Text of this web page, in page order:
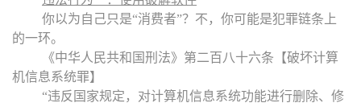
你以为自己只是“消费者”？不，你可能是犯罪链条上
的一环。
《中华人民共和国刑法》第二百八十六条【破坏计算
机信息系统罪】
“违反国家规定，对计算机信息系统功能进行删除、修